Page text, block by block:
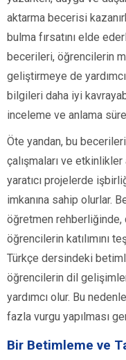
aktarma becerisi
bulma fırsatını elde
becerileri, öğrencilerin
geliştirmeye de
bilgileri daha iyi
inceleme ve anlama
Öte yandan, bu
çalışmaları ve etkinlikler
yaratıcı projelerde
imkanına sahip olurlar.
öğretmen rehberliğinde,
öğrencilerin katılımını
Türkçe dersindeki
öğrencilerin dil
yardımcı olur. Bu
fazla vurgu yapılması
Bir Betimleme ve